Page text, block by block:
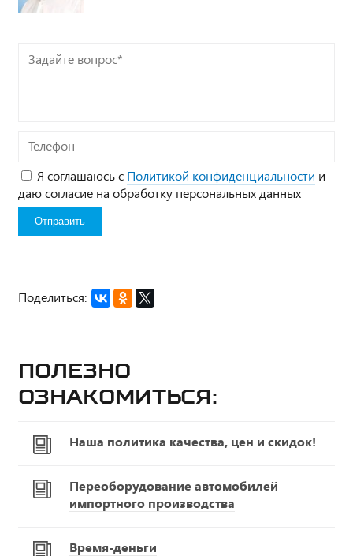
Задайте
вопрос*
Телефон
Я соглашаюсь с Политикой конфиденциальности и
даю согласие на обработку персональных данных
Поделиться:
Полезно
ознакомиться:
Наша политика качества, цен и скидок!
Переоборудование автомобилей
импортного производства
Время-деньги